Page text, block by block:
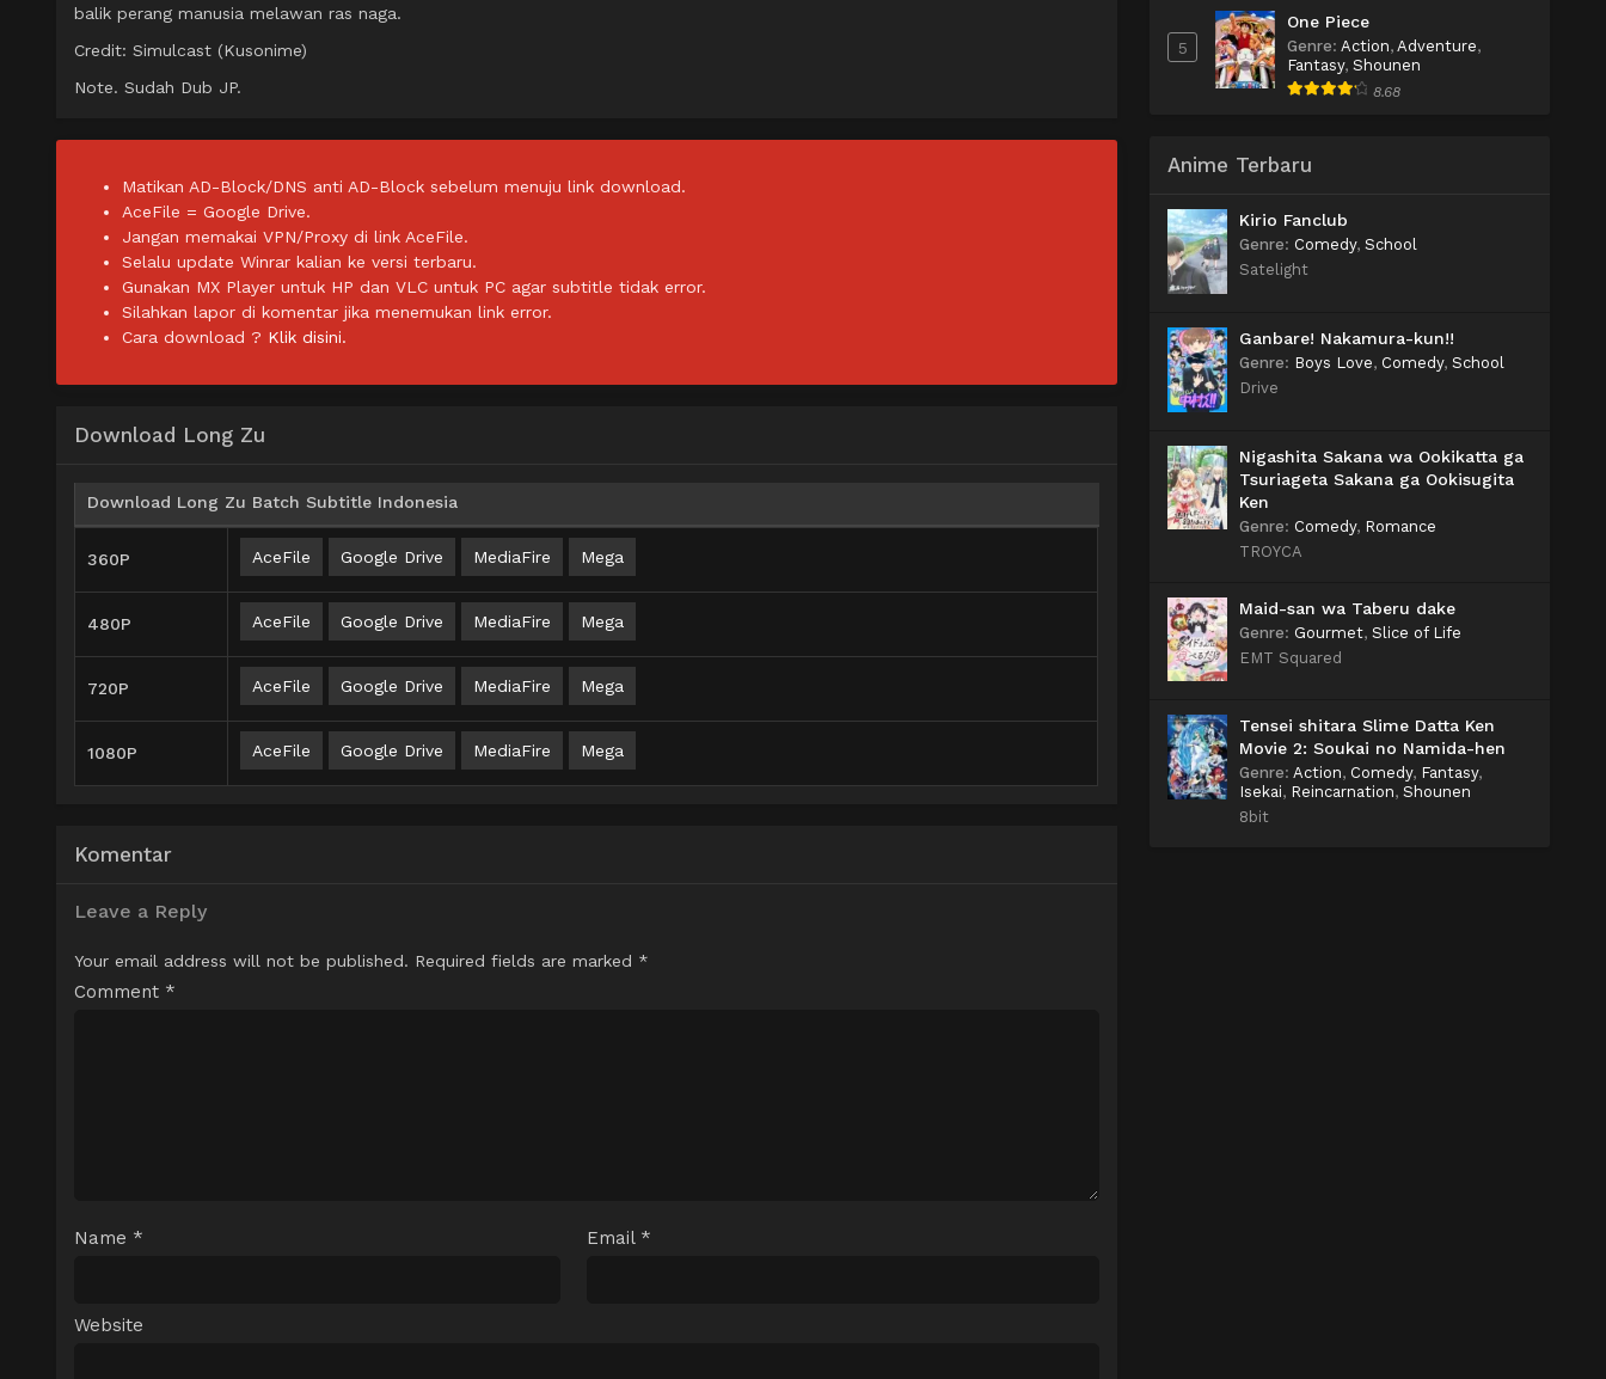
balik perang manusia melawan ras naga.
Credit: Simulcast (Kusonime)
Note. Sudah Dub JP.
Matikan AD-Block/DNS anti AD-Block sebelum menuju link download.
AceFile = Google Drive.
Jangan memakai VPN/Proxy di link AceFile.
Selalu update Winrar kalian ke versi terbaru.
Gunakan MX Player untuk HP dan VLC untuk PC agar subtitle tidak error.
Silahkan lapor di komentar jika menemukan link error.
Cara download ? Klik disini.
Download Long Zu
Download Long Zu Batch Subtitle Indonesia
360P AceFile Google Drive MediaFire Mega
480P AceFile Google Drive MediaFire Mega
720P AceFile Google Drive MediaFire Mega
1080P AceFile Google Drive MediaFire Mega
Komentar
Leave a Reply
Your email address will not be published. Required fields are marked *
Comment *
Name * Email *
Website
5
One Piece
Genre: Action, Adventure,
Fantasy, Shounen
8.68
Anime Terbaru
Kirio Fanclub
Genre: Comedy, School
Satelight
Ganbare! Nakamura-kun!!
Genre: Boys Love, Comedy, School
Drive
Nigashita Sakana wa Ookikatta ga
Tsuriageta Sakana ga Ookisugita
Ken
Genre: Comedy, Romance
TROYCA
Maid-san wa Taberu dake
Genre: Gourmet, Slice of Life
EMT Squared
Tensei shitara Slime Datta Ken
Movie 2: Soukai no Namida-hen
Genre: Action, Comedy, Fantasy,
Isekai, Reincarnation, Shounen
8bit